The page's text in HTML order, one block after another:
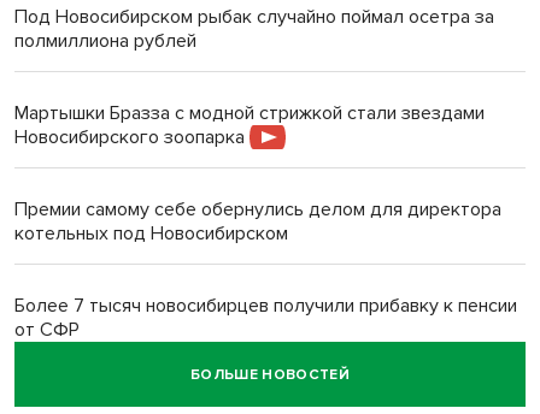
Под Новосибирском рыбак случайно поймал осетра за
полмиллиона рублей
Мартышки Бразза с модной стрижкой стали звездами
Новосибирского зоопарка
Премии самому себе обернулись делом для директора
котельных под Новосибирском
Более 7 тысяч новосибирцев получили прибавку к пенсии
от СФР
БОЛЬШЕ НОВОСТЕЙ